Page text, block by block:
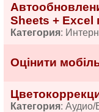
Sheets + Excel
Категория:
Оцінити
Категория: Аудио/